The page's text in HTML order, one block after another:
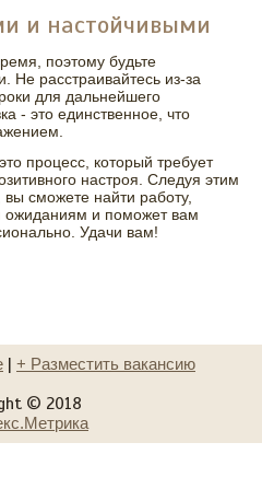
и настойчивыми
поэтому будьте
Не расстраивайтесь из-за
для дальнейшего
- это единственное, что
процесс, который требует
настроя. Следуя этим
сможете найти работу,
ожиданиям и поможет вам
Удачи вам!
| + Разместить вакансию
© 2018